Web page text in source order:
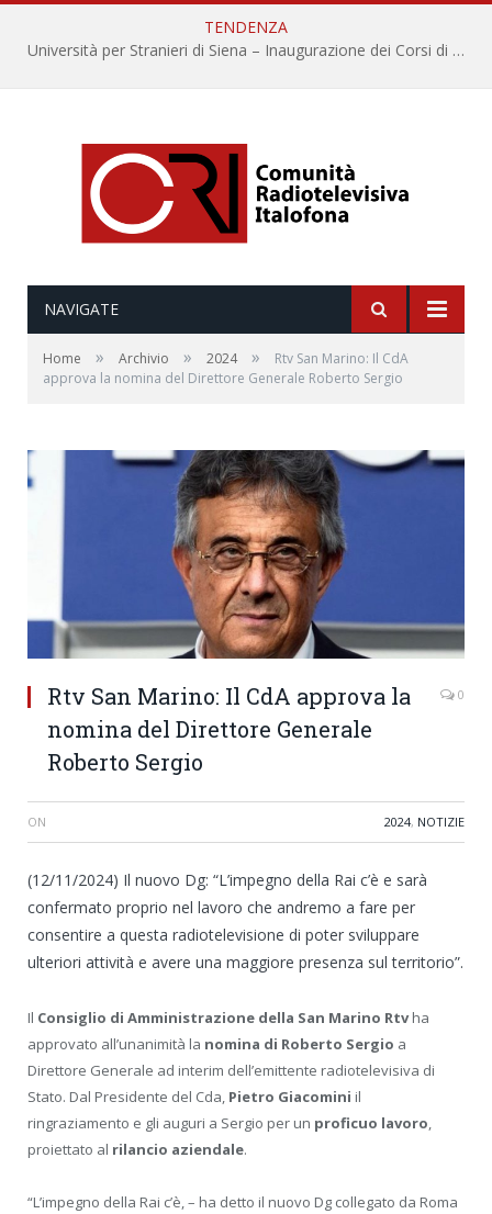
TENDENZA
Università per Stranieri di Siena – Inaugurazione dei Corsi di Lingua e Cultura Italiana, 109a annata
NAVIGATE
Home » Archivio » 2024 »
Rtv San Marino: Il CdA
approva la nomina del Direttore Generale Roberto Sergio
Rtv San Marino: Il CdA approva la
nomina del Direttore Generale
Roberto Sergio
0
ON 2024, NOTIZIE
(12/11/2024) Il nuovo Dg: “L’impegno della Rai c’è e sarà
confermato proprio nel lavoro che andremo a fare per
consentire a questa radiotelevisione di poter sviluppare
ulteriori attività e avere una maggiore presenza sul territorio”.
Il Consiglio di Amministrazione della San Marino Rtvha
approvato all’unanimità la nomina di Roberto Sergio a
Direttore Generale ad interim dell’emittente radiotelevisiva di
Stato. Dal Presidente del Cda, Pietro Giacomini il
ringraziamento e gli auguri a Sergio per un proficuo lavoro,
proiettato al rilancio aziendale.
“L’impegno della Rai c’è, – ha detto il nuovo Dg collegato da Roma